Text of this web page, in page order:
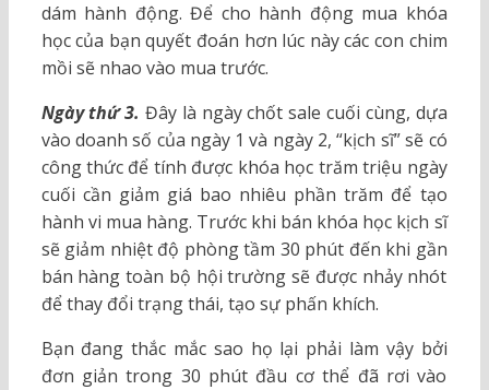
dám hành động. Để cho hành động mua khóa
học của bạn quyết đoán hơn lúc này các con chim
mồi sẽ nhao vào mua trước.
Ngày thứ 3. Đây là ngày chốt sale cuối cùng, dựa
vào doanh số của ngày 1 và ngày 2, “kịch sĩ” sẽ có
công thức để tính được khóa học trăm triệu ngày
cuối cần giảm giá bao nhiêu phần trăm để tạo
hành vi mua hàng. Trước khi bán khóa học kịch sĩ
sẽ giảm nhiệt độ phòng tầm 30 phút đến khi gần
bán hàng toàn bộ hội trường sẽ được nhảy nhót
để thay đổi trạng thái, tạo sự phấn khích.
Bạn đang thắc mắc sao họ lại phải làm vậy bởi
đơn giản trong 30 phút đầu cơ thể đã rơi vào